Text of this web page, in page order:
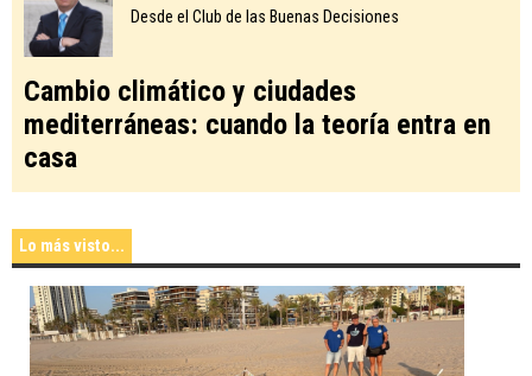
Desde el Club de las Buenas Decisiones
Cambio climático y ciudades
mediterráneas: cuando la teoría entra en
casa
Lo más visto...